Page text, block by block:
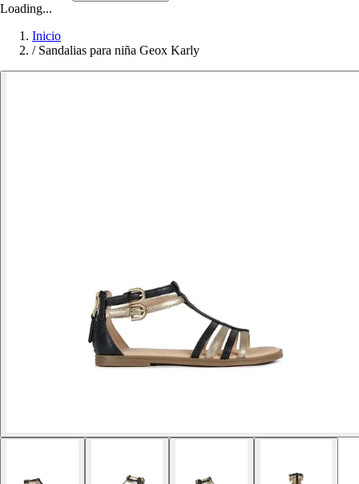
Loading...
Inicio
/ Sandalias para niña Geox Karly